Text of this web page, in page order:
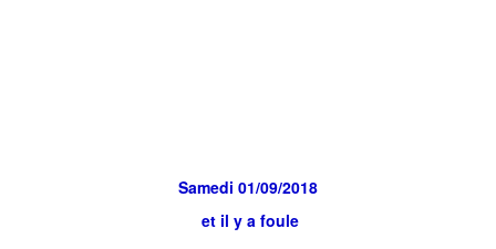
Samedi 01/09/2018
et il y a foule